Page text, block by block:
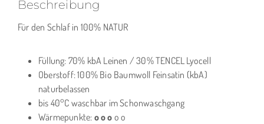
Beschreibung
Für den Schlaf in 100% NATUR
Füllung: 70% kbA Leinen / 30% TENCEL Lyocell
Oberstoff: 100% Bio Baumwoll Feinsatin (kbA)
naturbelassen
bis 40°C waschbar im Schonwaschgang
Wärmepunkte: oo o o o